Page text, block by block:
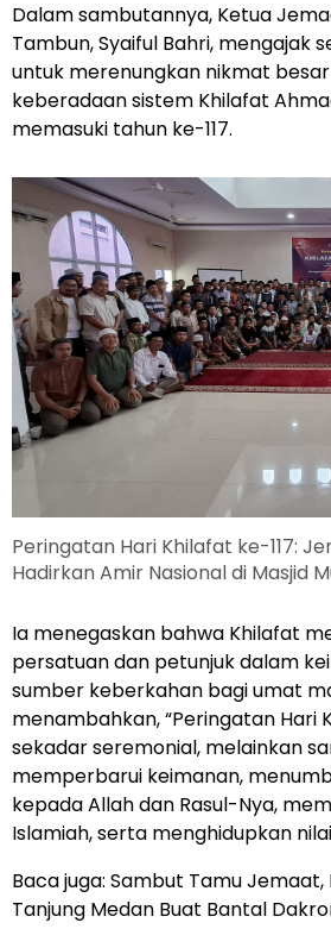
Dalam sambutannya, Ketua
Tambun, Syaiful Bahri, mengajak
untuk merenungkan nikmat
keberadaan sistem Khilafat
memasuki tahun ke-117.
Peringatan Hari Khilafat ke-117:
Hadirkan Amir Nasional di Masjid
Ia menegaskan bahwa Khilafat
persatuan dan petunjuk dalam
sumber keberkahan bagi umat
menambahkan, “Peringatan Hari
sekadar seremonial, melainkan
memperbarui keimanan,
kepada Allah dan Rasul-Nya,
Islamiah, serta menghidupkan
Baca juga: Sambut Tamu Jemaat,
Tanjung Medan Buat Bantal